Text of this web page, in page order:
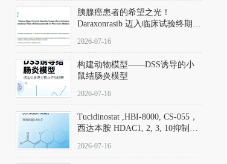
胰腺癌患者的希望之光！
Daraxonrasib 迈入临床试验终期阶
2026-07-16
构建动物模型——DSS诱导的小
鼠结肠炎模型
2026-07-16
Tucidinostat ,HBI-8000, CS-055，
西达本胺 HDAC1, 2, 3, 10抑制剂
D808567) - DKM活性分子
2026-07-16